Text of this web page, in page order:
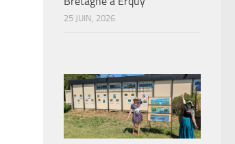
25 JUIN, 2026